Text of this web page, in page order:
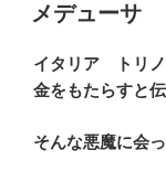
日:
メデューサ
イタリア トリ
金をもたらすと
そんな悪魔に会